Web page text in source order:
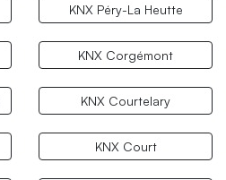
KNX Péry-La Heutte
KNX Corgémont
KNX Courtelary
KNX Court